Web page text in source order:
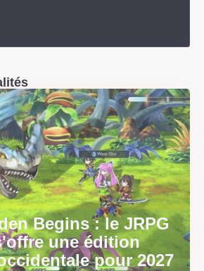
Begins : le JRPG
une édition
pour 2027